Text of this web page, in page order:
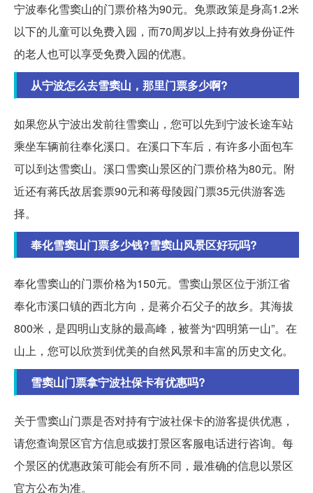
宁波奉化雪窦山的门票价格为90元。免票政策是身高1.2米
以下的儿童可以免费入园，而70周岁以上持有效身份证件
的老人也可以享受免费入园的优惠。
从宁波怎么去雪窦山，那里门票多少啊?
如果您从宁波出发前往雪窦山，您可以先到宁波长途车站
乘坐车辆前往奉化溪口。在溪口下车后，有许多小面包车
可以到达雪窦山。溪口雪窦山景区的门票价格为80元。附
近还有蒋氏故居套票90元和蒋母陵园门票35元供游客选
择。
奉化雪窦山门票多少钱?雪窦山风景区好玩吗?
奉化雪窦山的门票价格为150元。雪窦山景区位于浙江省
奉化市溪口镇的西北方向，是蒋介石父子的故乡。其海拔
800米，是四明山支脉的最高峰，被誉为“四明第一山”。在
山上，您可以欣赏到优美的自然风景和丰富的历史文化。
雪窦山门票拿宁波社保卡有优惠吗?
关于雪窦山门票是否对持有宁波社保卡的游客提供优惠，
请您查询景区官方信息或拨打景区客服电话进行咨询。每
个景区的优惠政策可能会有所不同，最准确的信息以景区
官方公布为准。